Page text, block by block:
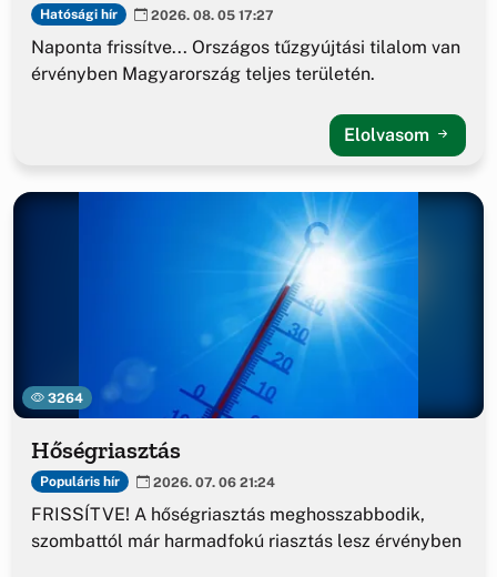
Hatósági hír 2026. 08. 05 17:27
Naponta frissítve... Országos tűzgyújtási tilalom van
érvényben Magyarország teljes területén.
Elolvasom
3264
Hőségriasztás
Populáris hír 2026. 07. 06 21:24
FRISSÍTVE! A hőségriasztás meghosszabbodik,
szombattól már harmadfokú riasztás lesz érvényben